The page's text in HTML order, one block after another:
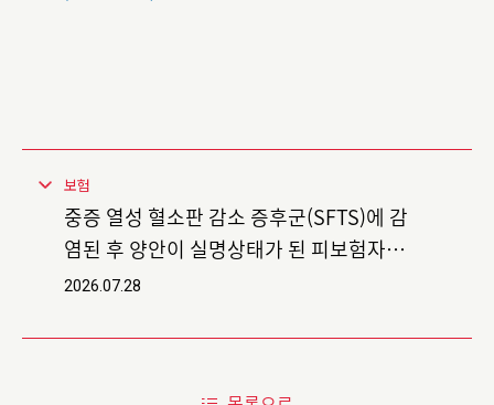
보험
중증 열성 혈소판 감소 증후군(SFTS)에 감
염된 후 양안이 실명상태가 된 피보험자가
후유장해로 인한 상해보험금을 청구한 소송
2026.07.28